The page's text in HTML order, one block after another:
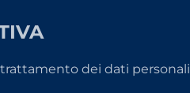
dei dati personali